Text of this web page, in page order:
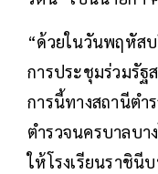
“ด้วยในวันพฤหัส
การประชุมร่วมรัฐ
การนี้ทางสถานีตำ
ตำรวจนครบาลบา
ให้โรงเรียนราชินี